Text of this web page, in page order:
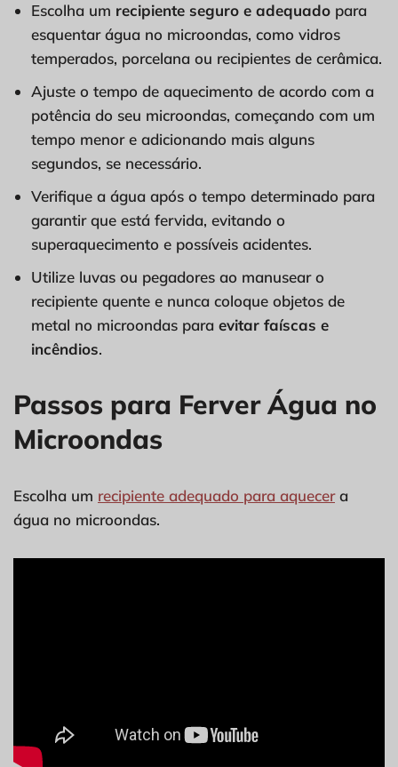
Escolha um recipiente seguro e adequado para
esquentar água no microondas, como vidros
temperados, porcelana ou recipientes de cerâmica.
Ajuste o tempo de aquecimento de acordo com a
potência do seu microondas, começando com um
tempo menor e adicionando mais alguns
segundos, se necessário.
Verifique a água após o tempo determinado para
garantir que está fervida, evitando o
superaquecimento e possíveis acidentes.
Utilize luvas ou pegadores ao manusear o
recipiente quente e nunca coloque objetos de
metal no microondas para evitar faíscas e
incêndios.
Passos para Ferver Água no
Microondas
Escolha um recipiente adequado para aquecera
água no microondas.